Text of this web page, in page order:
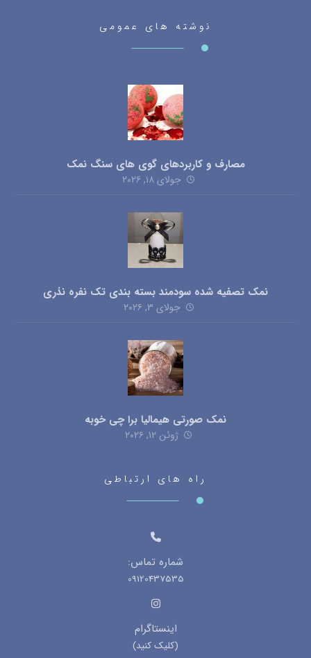
نوشته های عمومی
مصارف و کاربردهای گوی های سنگ نمک
جولای ۱۸, ۲۰۲۶
نمک تصفیه شده سودمند بسته بندی تک نفره نذری
جولای ۳, ۲۰۲۶
نمک صورتی هیمالیا برا چی خوبه
ژوئن ۱۲, ۲۰۲۶
راه های ارتباطی
شماره تماس:
09120437535
اینستاگرام
(کلیک کنید)